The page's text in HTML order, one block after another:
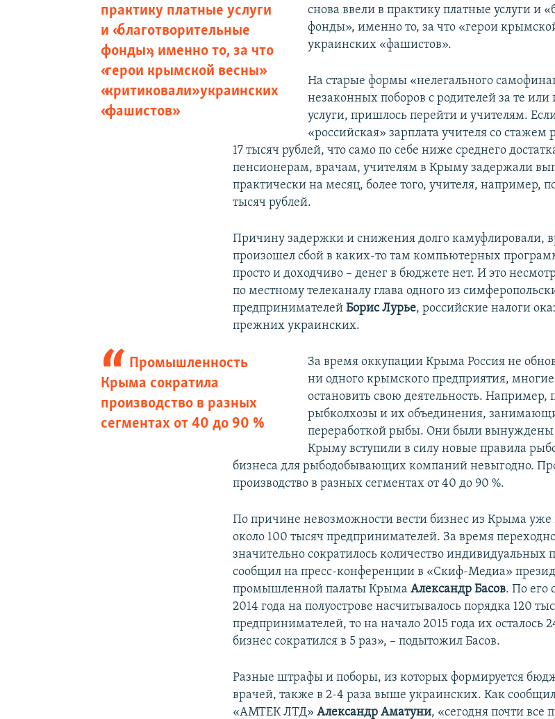
практику платные услуги
и «благотворительные
фонды», именно то, за что
«герои крымской весны»
«критиковали» украинских
«фашистов»
снова ввели в практику платные услуги и
фонды», именно то, за что «герои
украинских «фашистов».
На старые формы «нелегального
незаконных поборов с родителей за те
услуги, пришлось перейти и учителям.
«российская» зарплата учителя со стажем
17 тысяч рублей, что само по себе ниже среднего
пенсионерам, врачам, учителям в Крыму задержали
практически на месяц, более того, учителя, например,
тысяч рублей.
Причину задержки и снижения долго камуфлировали,
произошел сбой в каких-то там компьютерных
просто и доходчиво – денег в бюджете нет. И это
по местному телеканалу глава одного из
предпринимателейБорис Лурье, российские налоги
прежних украинских.
Промышленность
Крыма сократила
производство в разных
сегментах от 40 до 90 %
За время оккупации Крыма Россия не
ни одного крымского предприятия,
остановить свою деятельность.
рыбколхозы и их объединения,
переработкой рыбы. Они были вынуждены
Крыму вступили в силу новые правила
бизнеса для рыбодобывающих компаний невыгодно.
производство в разных сегментах от 40 до 90 %.
По причине невозможности вести бизнес из Крыма
около 100 тысяч предпринимателей. За время
значительно сократилось количество индивидуальных
сообщил на пресс-конференции в «Скиф-Медиа»
промышленной палаты КрымаАлександр Басов. По его
2014 года на полуострове насчитывалось порядка 120
предпринимателей, то на начало 2015 года их осталось
бизнес сократился в 5 раз», – подытожил Басов.
Разные штрафы и поборы, из которых формируется
врачей, также в 2-4 раза выше украинских. Как
«АМТЕК ЛТД»Александр Аматуни, «сегодня почти